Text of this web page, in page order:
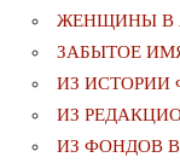
ЖЕНЩИНЫ В
ЗАБЫТОЕ
ИЗ
ИЗ
ИЗ ФОНДОВ